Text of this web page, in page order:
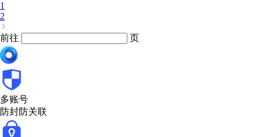
1
2
前往 页
多账号
防封防关联